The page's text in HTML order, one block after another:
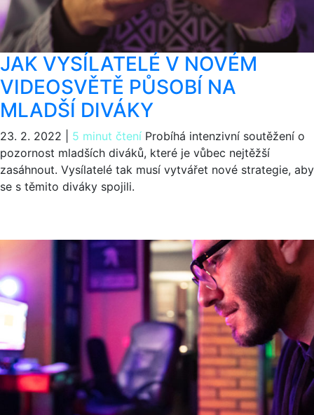
JAK VYSÍLATELÉ V NOVÉM
VIDEOSVĚTĚ PŮSOBÍ NA
MLADŠÍ DIVÁKY
23. 2. 2022 5 minut čtení Probíhá intenzivní soutěžení o
pozornost mladších diváků, které je vůbec nejtěžší
zasáhnout. Vysílatelé tak musí vytvářet nové strategie, aby
se s těmito diváky spojili.